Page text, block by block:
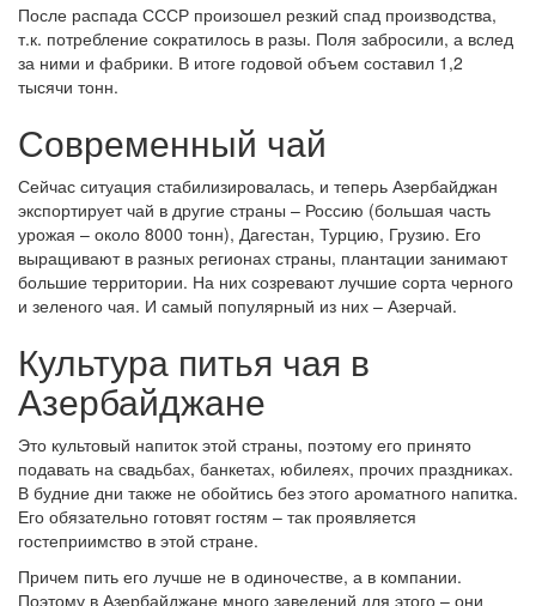
После распада СССР произошел резкий спад производства,
т.к. потребление сократилось в разы. Поля забросили, а вслед
за ними и фабрики. В итоге годовой объем составил 1,2
тысячи тонн.
Современный чай
Сейчас ситуация стабилизировалась, и теперь Азербайджан
экспортирует чай в другие страны – Россию (большая часть
урожая – около 8000 тонн), Дагестан, Турцию, Грузию. Его
выращивают в разных регионах страны, плантации занимают
большие территории. На них созревают лучшие сорта черного
и зеленого чая. И самый популярный из них – Азерчай.
Культура питья чая в
Азербайджане
Это культовый напиток этой страны, поэтому его принято
подавать на свадьбах, банкетах, юбилеях, прочих праздниках.
В будние дни также не обойтись без этого ароматного напитка.
Его обязательно готовят гостям – так проявляется
гостеприимство в этой стране.
Причем пить его лучше не в одиночестве, а в компании.
Поэтому в Азербайджане много заведений для этого – они